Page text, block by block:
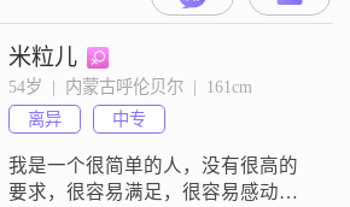
米粒儿
54岁  |  内蒙古呼伦贝尔  |  161cm
离异
中专
我是一个很简单的人，没有很高的
要求，很容易满足，很容易感动，